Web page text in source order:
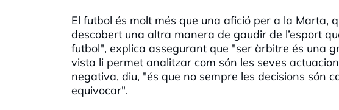
El futbol és molt més que una afició per a la Marta,
descobert una altra manera de gaudir de l’esport
futbol", explica assegurant que "ser àrbitre és una
vista li permet analitzar com són les seves
negativa, diu, "és que no sempre les decisions són
equivocar".